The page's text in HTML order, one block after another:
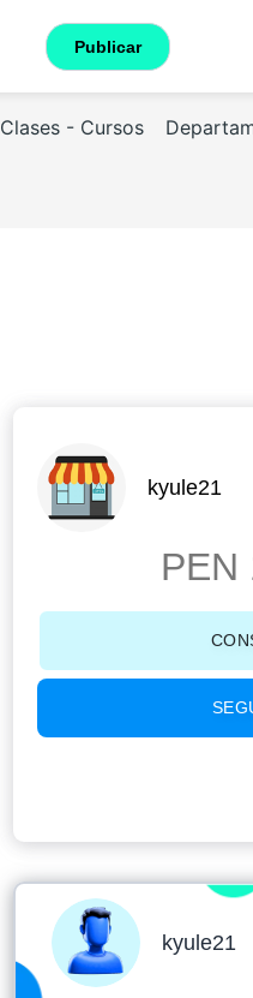
Publicar
Clases - Cursos
kyule21
PEN
kyule21